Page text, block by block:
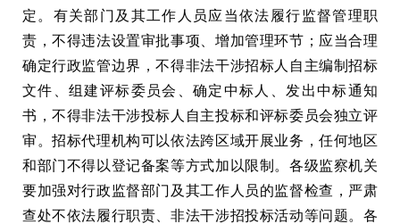
定。有关部门及其工作人员应当依法履行监督管理职
责，不得违法设置审批事项、增加管理环节；应当合理
确定行政监管边界，不得非法干涉招标人自主编制招标
文件、组建评标委员会、确定中标人、发出中标通知
书，不得非法干涉投标人自主投标和评标委员会独立评
审。招标代理机构可以依法跨区域开展业务，任何地区
和部门不得以登记备案等方式加以限制。各级监察机关
要加强对行政监督部门及其工作人员的监督检查，严肃
查处不依法履行职责、非法干涉招投标活动等问题。各